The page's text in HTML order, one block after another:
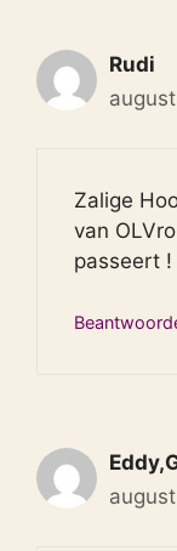
Rudi
Zalige
van
passeert !